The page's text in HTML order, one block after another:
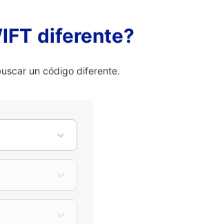
diferente?
un código diferente.